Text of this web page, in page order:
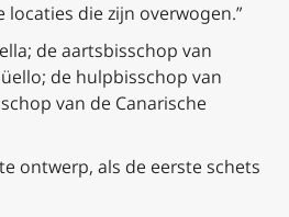
die zijn overwogen.”
de aartsbisschop van
de hulpbisschop van
van de Canarische
ontwerp, als de eerste schets